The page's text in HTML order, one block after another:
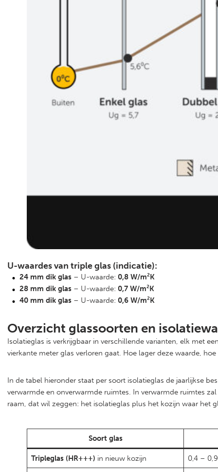
U-waardes van triple glas (indicatie):
24 mm dik glas – U-waarde: 0,8 W/m²K
28 mm dik glas – U-waarde: 0,7 W/m²K
40 mm dik glas – U-waarde: 0,6 W/m²K
Overzicht glassoorten en
Isolatieglas is verkrijgbaar in verschillende varianten, elk met
vierkante meter glas verloren gaat. Hoe lager deze waarde,
In de tabel hieronder staat per soort isolatieglas de jaarlijkse
verwarmde en onverwarmde ruimtes. In verwarmde ruimtes
raam, dat wil zeggen: het isolatieglas plus het kozijn waar het
Soort glas
Tripleglas (HR+++) in nieuw kozijn 0,4 – 0,9